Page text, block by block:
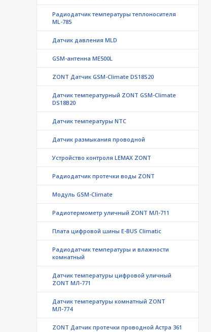
Радиодатчик температуры теплоносителя
ML-785
Датчик давления MLD
GSM-антенна ME500L
ZONT Датчик GSM-Climate DS18S20
Датчик температурный ZONT GSM-Climate
DS18B20
Датчик температуры NTC
Датчик размыкания проводной
Устройство контроля LEMAX ZONT
Радиодатчик протечки воды ZONT
Модуль GSM-Climate
Радиотермометр уличный ZONT МЛ-711
Плата цифровой шины E-BUS Climatic
Радиодатчик температуры и влажности
комнатный
Датчик температуры цифровой уличный
ZONT МЛ-771
Датчик температуры комнатный ZONT
МЛ-774
ZONT Датчик протечки проводной Астра 361